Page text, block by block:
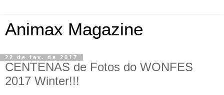
Animax Magazine
22 de fev. de 2017
CENTENAS de Fotos do WONFES
2017 Winter!!!